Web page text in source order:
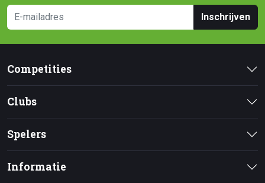
Inschrijven
Competities
Clubs
Spelers
Informatie